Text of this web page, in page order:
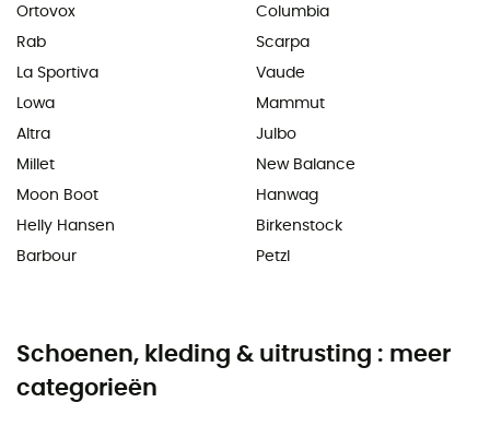
Ortovox
Rab
La Sportiva
Lowa
Altra
Millet
Moon Boot
Helly Hansen
Barbour
Columbia
Scarpa
Vaude
Mammut
Julbo
New Balance
Hanwag
Birkenstock
Petzl
Schoenen, kleding & uitrusting : meer
categorieën